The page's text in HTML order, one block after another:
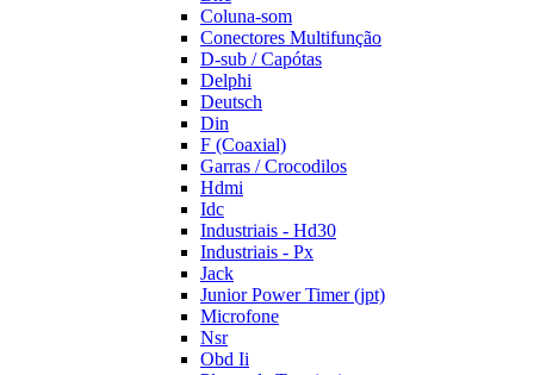
Coluna-som
Conectores Multifunção
D-sub / Capótas
Delphi
Deutsch
Din
F (Coaxial)
Garras / Crocodilos
Hdmi
Idc
Industriais - Hd30
Industriais - Px
Jack
Junior Power Timer (jpt)
Microfone
Nsr
Obd Ii